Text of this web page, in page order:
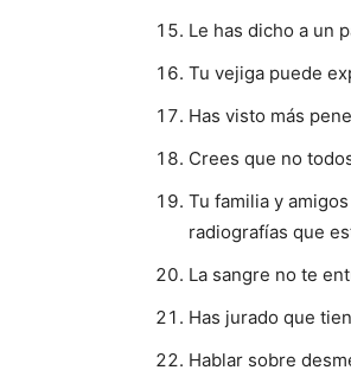
Le has dicho a un
Tu vejiga puede
Has visto más
Crees que no
Tu familia y
radiografías que
La sangre no te
Has jurado que
Hablar sobre